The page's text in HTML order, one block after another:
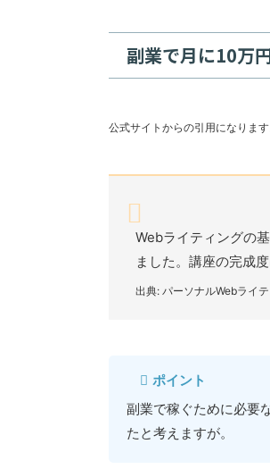
副業で月に10万
公式サイトからの引用になります
Webライティングの
ました。講座の完成
出典: パーソナルWebライ
ポイント
副業で稼ぐために必要
たと考えますが。